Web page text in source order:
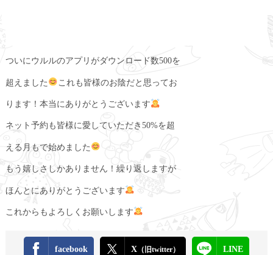
ついにウルルのアプリがダウンロード数500を
超えました これも皆様のお陰だと思ってお
ります！本当にありがとうございます
ネット予約も皆様に愛していただき50%を超
える月もで始めました
もう嬉しさしかありません！繰り返しますが
ほんとにありがとうございます
これからもよろしくお願いします
facebook X（旧twitter） LINE